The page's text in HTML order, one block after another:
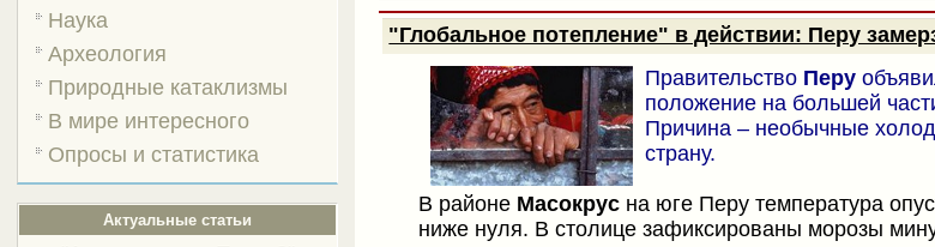
Наука
Археология
Природные катаклизмы
В мире интересного
Опросы и статистика
Актуальные статьи
"Глобальное потепление" в действии: Перу
Правительство Перу
положение на большей
Причина – необычные
страну.
В районе Масокрус на юге Перу температура
ниже нуля. В столице зафиксированы морозы